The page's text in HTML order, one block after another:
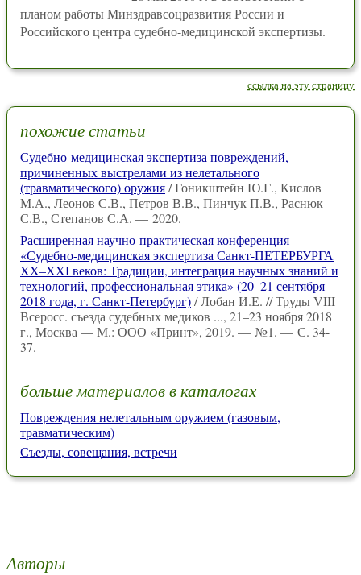
планом работы Минздравсоцразвития России и
Российского центра судебно-медицинской экспертизы.
ссылка на эту страницу
похожие статьи
Судебно-медицинская экспертиза повреждений,
причиненных выстрелами из нелетального
(травматического) оружия/ Гоникштейн Ю.Г., Кислов
М.А., Леонов С.В., Петров В.В., Пинчук П.В., Раснюк
С.В., Степанов С.А. — 2020.
Расширенная научно-практическая конференция
«Судебно-медицинская экспертиза Санкт-ПЕТЕРБУРГА
XX–XXI веков: Традиции, интеграция научных знаний и
технологий, профессиональная этика» (20–21 сентября
2018 года, г. Санкт-Петербург)/ Лобан И.Е. // Труды VIII
Всеросс. съезда судебных медиков ..., 21–23 ноября 2018
г., Москва — М.: ООО «Принт», 2019. — №1. — С. 34-
37.
больше материалов в каталогах
Повреждения нелетальным оружием (газовым,
травматическим)
Съезды, совещания, встречи
Авторы